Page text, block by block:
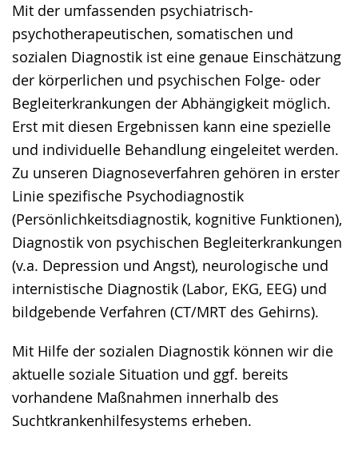
Mit der umfassenden psychiatrisch-
psychotherapeutischen, somatischen und
sozialen Diagnostik ist eine genaue Einschätzung
der körperlichen und psychischen Folge- oder
Begleiterkrankungen der Abhängigkeit möglich.
Erst mit diesen Ergebnissen kann eine spezielle
und individuelle Behandlung eingeleitet werden.
Zu unseren Diagnoseverfahren gehören in erster
Linie spezifische Psychodiagnostik
(Persönlichkeitsdiagnostik, kognitive Funktionen),
Diagnostik von psychischen Begleiterkrankungen
(v.a. Depression und Angst), neurologische und
internistische Diagnostik (Labor, EKG, EEG) und
bildgebende Verfahren (CT/MRT des Gehirns).
Mit Hilfe der sozialen Diagnostik können wir die
aktuelle soziale Situation und ggf. bereits
vorhandene Maßnahmen innerhalb des
Suchtkrankenhilfesystems erheben.
wechseln.
Deutscher
Gebärdensprache
wird
angezeigt.